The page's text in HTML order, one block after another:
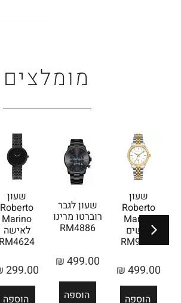
מומלצים
שעון
Roberto
Marino
לנשים
RM9305
499.00
₪
הוספה
שעון לגבר
רוברטו מרינו
RM4886
499.00
₪
הוספה
שעון
Roberto
Marino
לאישה
RM4624
299.00
₪
הוספה